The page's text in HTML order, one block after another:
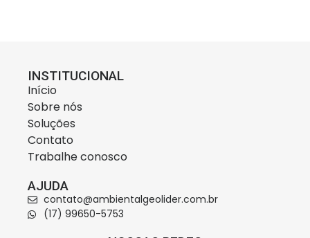
INSTITUCIONAL
Início
Sobre nós
Soluções
Contato
Trabalhe conosco
AJUDA
contato@ambientalgeolider.com.br
(17) 99650-5753